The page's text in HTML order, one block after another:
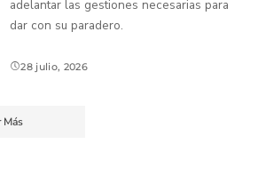
adelantar las gestiones necesarias para
dar con su paradero.
28 julio, 2026
Más